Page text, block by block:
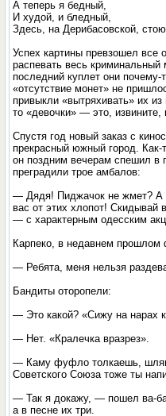
А теперь я бедный,
И худой, и бледный,
Здесь, на Дерибасовской,
Успех картины превзошел все
распевать весь
последний куплет они
«отсутствие монет» не
привыкли «вытряхивать» их
то «девочки» — это, извините,
Спустя год новый заказ с
прекрасный южный город.
он поздним вечерам спешил в
преградили трое амбалов:
— Дядя! Пиджачок не жмет? А
вас от этих хлопот! Скидывай
— с характерным одесским
Карпеко, в недавнем прошлом
— Ребята, меня нельзя
Бандиты оторопели:
— Это какой? «Сижу на нарах
— Нет. «Кралечка вразрез».
— Каму фуфло толкаешь,
Советского Союза тоже ты
— Так я докажу, — пошел ва-
а в песне их три.